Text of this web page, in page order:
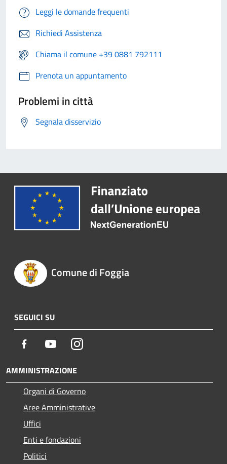
Leggi le domande frequenti
Richiedi Assistenza
Chiama il comune +39 0881 792111
Prenota un appuntamento
Problemi in città
Segnala disservizio
Comune di Foggia
SEGUICI SU
Facebook YoutubeInstagram
AMMINISTRAZIONE
Organi di Governo
Aree Amministrative
Uffici
Enti e fondazioni
Politici